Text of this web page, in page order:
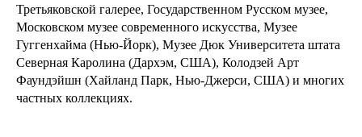
Третьяковской галерее, Государственном Русском музее,
Московском музее современного искусства, Музее
Гуггенхайма (Нью-Йорк), Музее Дюк Университета штата
Северная Каролина (Дархэм, США), Колодзей Арт
Фаундэйшн (Хайланд Парк, Нью-Джерси, США) и многих
частных коллекциях.